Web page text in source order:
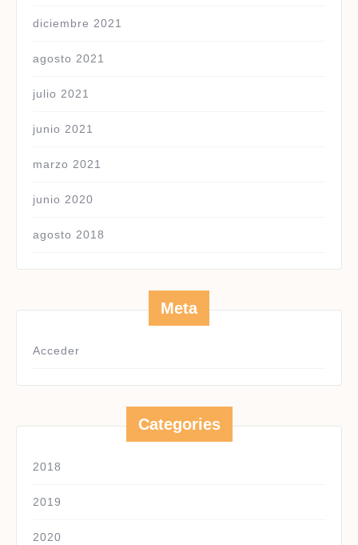
diciembre 2021
agosto 2021
julio 2021
junio 2021
marzo 2021
junio 2020
agosto 2018
Meta
Acceder
Categories
2018
2019
2020